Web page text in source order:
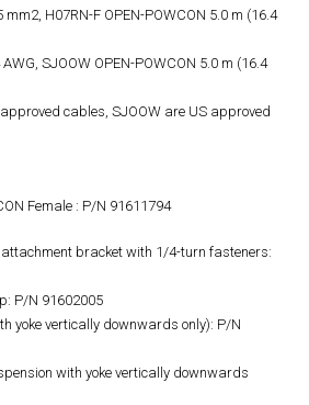
H07RN-F OPEN-POWCON 5.0 m (16.4
SJOOW OPEN-POWCON 5.0 m (16.4
cables, SJOOW are US approved
Female : P/N 91611794
bracket with 1/4-turn fasteners:
P/N 91602005
yoke vertically downwards only): P/N
with yoke vertically downwards